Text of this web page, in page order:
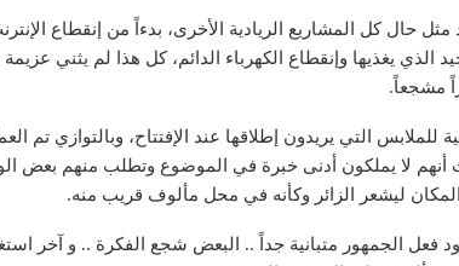
حال كل المشاريع الريادية الأخرى، بدءاً من إنقطاع
الذي يغذيها وإنقطاع الكهرباء الدائم، كل هذا لم يثني
مشجعاً.
للملابس التي يريدون إطلاقها عند الإفتتاح، وبالتوازي تم
أنهم لا يملكون أدنى خبرة في الموضوع وتطلب منهم بعض
المكان ليشعر الزائر وكأنه في محل مألوف قريب منه.
فعل الجمهور متبانية جداً .. البعض شجع الفكرة .. و آخر